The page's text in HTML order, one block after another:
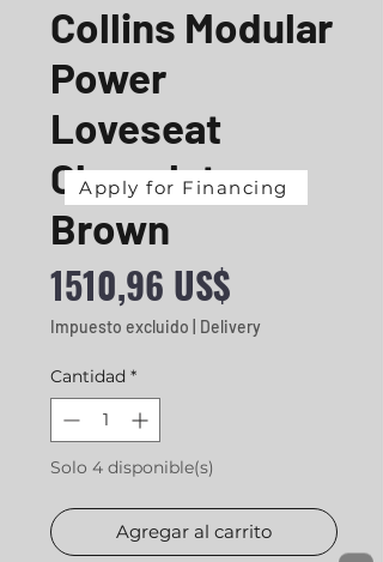
Collins Modular
Power
Loveseat
Chocolate
Brown
1510,96 US$
Impuesto excluido Delivery
Cantidad *
Solo 4 disponible(s)
Agregar al carrito
Apply for Financing